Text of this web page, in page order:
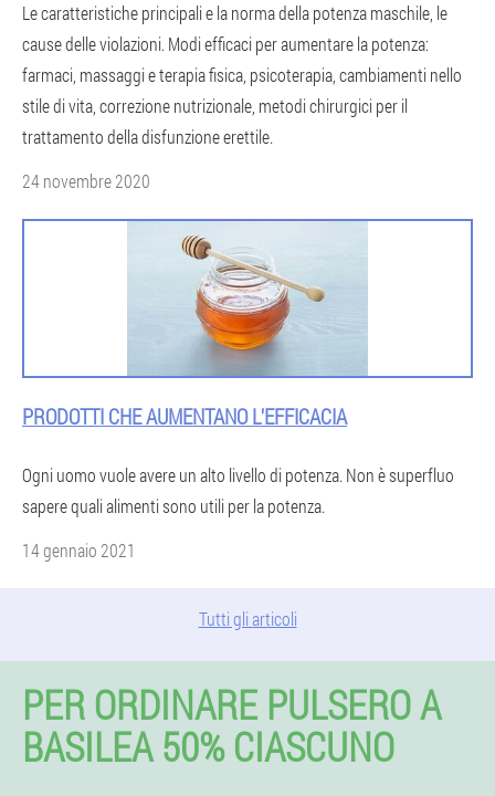
Le caratteristiche principali e la norma della potenza maschile, le
cause delle violazioni. Modi efficaci per aumentare la potenza:
farmaci, massaggi e terapia fisica, psicoterapia, cambiamenti nello
stile di vita, correzione nutrizionale, metodi chirurgici per il
trattamento della disfunzione erettile.
24 novembre 2020
PRODOTTI CHE AUMENTANO L'EFFICACIA
Ogni uomo vuole avere un alto livello di potenza. Non è superfluo
sapere quali alimenti sono utili per la potenza.
14 gennaio 2021
Tutti gli articoli
PER ORDINARE PULSERO A
BASILEA 50% CIASCUNO